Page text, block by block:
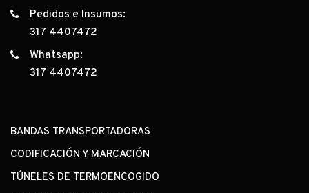
Pedidos e Insumos:
317 4407472
Whatsapp:
317 4407472
BANDAS TRANSPORTADORAS
CODIFICACIÓN Y MARCACIÓN
TÚNELES DE TERMOENCOGIDO